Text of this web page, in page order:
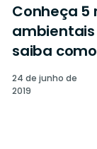
Conheça 5
saiba
24 de junho de
2019